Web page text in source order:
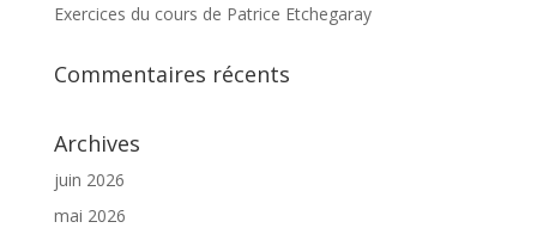
Exercices du cours de Patrice Etchegaray
Commentaires récents
Archives
juin 2026
mai 2026